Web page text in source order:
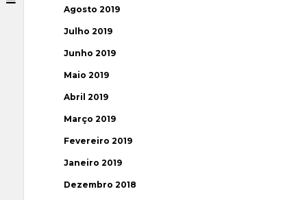
Agosto 2019
Julho 2019
Junho 2019
Maio 2019
Abril 2019
Março 2019
Fevereiro 2019
Janeiro 2019
Dezembro 2018